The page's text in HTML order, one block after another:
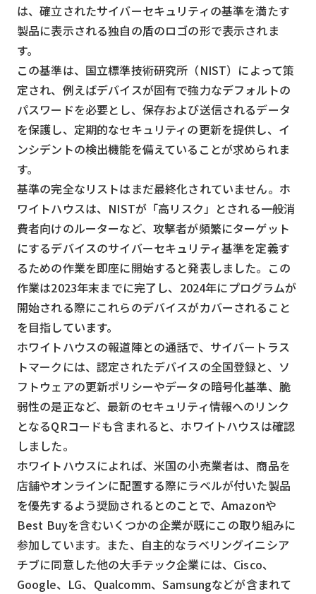
は、確立されたサイバーセキュリティの基準を満たす
製品に表示される独自の盾のロゴの形で表示されま
す。
この基準は、国立標準技術研究所（NIST）によって策
定され、例えばデバイスが固有で強力なデフォルトの
パスワードを必要とし、保存および送信されるデータ
を保護し、定期的なセキュリティの更新を提供し、イ
ンシデントの検出機能を備えていることが求められま
す。
基準の完全なリストはまだ最終化されていません。ホ
ワイトハウスは、NISTが「高リスク」とされる一般消
費者向けのルーターなど、攻撃者が頻繁にターゲット
にするデバイスのサイバーセキュリティ基準を定義す
るための作業を即座に開始すると発表しました。この
作業は2023年末までに完了し、2024年にプログラムが
開始される際にこれらのデバイスがカバーされること
を目指しています。
ホワイトハウスの報道陣との通話で、サイバートラス
トマークには、認定されたデバイスの全国登録と、ソ
フトウェアの更新ポリシーやデータの暗号化基準、脆
弱性の是正など、最新のセキュリティ情報へのリンク
となるQRコードも含まれると、ホワイトハウスは確認
しました。
ホワイトハウスによれば、米国の小売業者は、商品を
店舗やオンラインに配置する際にラベルが付いた製品
を優先するよう奨励されるとのことで、Amazonや
Best Buyを含むいくつかの企業が既にこの取り組みに
参加しています。また、自主的なラベリングイニシア
チブに同意した他の大手テック企業には、Cisco、
Google、LG、Qualcomm、Samsungなどが含まれて